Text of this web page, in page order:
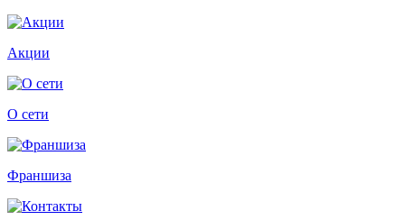
Акции
О сети
Франшиза